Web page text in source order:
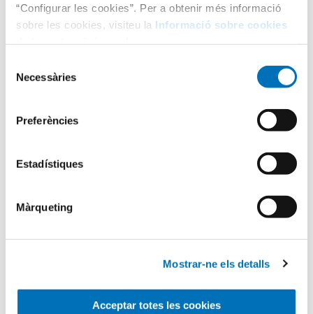
“Configurar les cookies”. Per a obtenir més informació
sobre les cookies, visiteu la Informació sobre cookies
Necessàries
Preferències
Estadístiques
Màrqueting
Mostrar-ne els detalls
Acceptar totes les cookies
Testimonis
Infermeria